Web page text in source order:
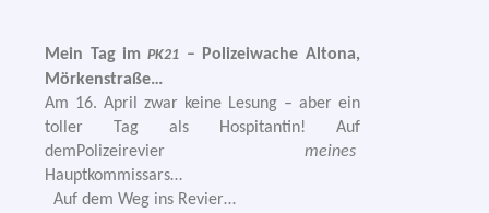
Mein Tag imPK21 – Polizeiwache Altona,
Mörkenstraße…
Am 16. April zwar kei­ne Lesung – aber ein
tol­ler Tag als Hospitantin! Auf
demPolizeirevier mei­nes
Hauptkommissars…
Auf dem Weg ins Revier…